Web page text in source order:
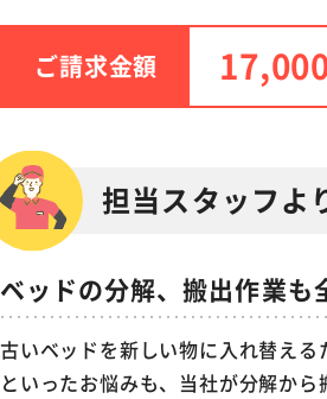
ご請求金額
担当スタッフよ
ベッドの分解、搬出作業
古いベッドを新しい物に入れ替え
といったお悩みも、当社が分解か